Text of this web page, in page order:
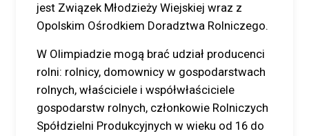
jest Związek Młodzieży Wiejskiej wraz z
Opolskim Ośrodkiem Doradztwa Rolniczego.
W Olimpiadzie mogą brać udział producenci
rolni: rolnicy, domownicy w gospodarstwach
rolnych, właściciele i współwłaściciele
gospodarstw rolnych, członkowie Rolniczych
Spółdzielni Produkcyjnych w wieku od 16 do